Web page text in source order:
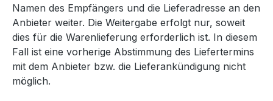
Namen des Empfängers und die Lieferadresse an den
Anbieter weiter. Die Weitergabe erfolgt nur, soweit
dies für die Warenlieferung erforderlich ist. In diesem
Fall ist eine vorherige Abstimmung des Liefertermins
mit dem Anbieter bzw. die Lieferankündigung nicht
möglich.